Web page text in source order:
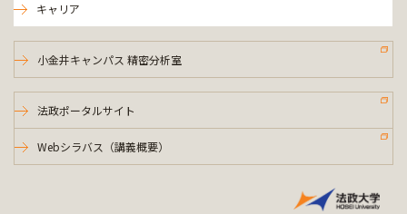
キャリア
小金井キャンパス 精密分析室
法政ポータルサイト
Webシラバス（講義概要）